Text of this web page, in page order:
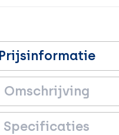
Prijsinformatie
Omschrijving
Specificaties